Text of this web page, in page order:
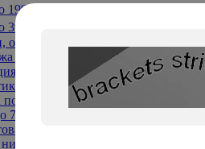
199₽
399₽
обувницы
текстиля до -50%
до -70%
129 руб
70%
цены